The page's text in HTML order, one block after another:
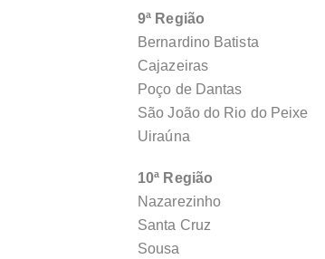
9ª Região
Bernardino Batista
Cajazeiras
Poço de Dantas
São João do Rio do Peixe
Uiraúna
10ª Região
Nazarezinho
Santa Cruz
Sousa